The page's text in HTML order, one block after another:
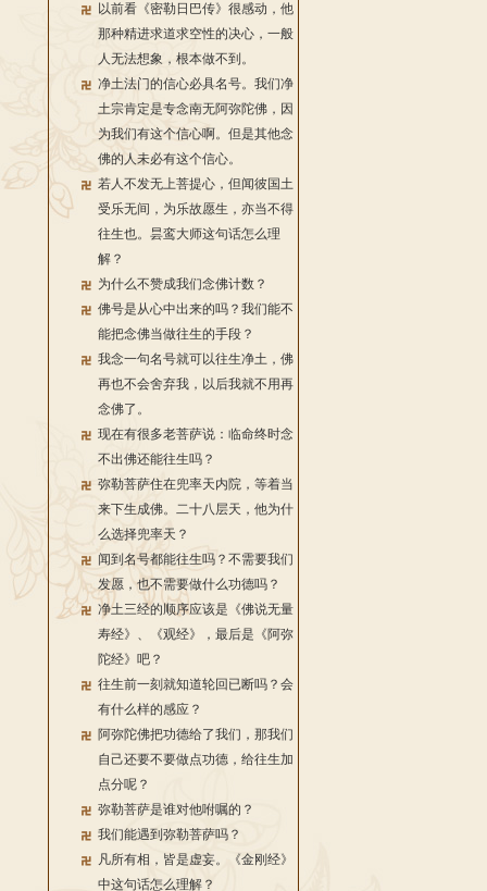
以前看《密勒日巴传》很感动，他
那种精进求道求空性的决心，一般
人无法想象，根本做不到。
净土法门的信心必具名号。我们净
土宗肯定是专念南无阿弥陀佛，因
为我们有这个信心啊。但是其他念
佛的人未必有这个信心。
若人不发无上菩提心，但闻彼国土
受乐无间，为乐故愿生，亦当不得
往生也。昙鸾大师这句话怎么理
解？
为什么不赞成我们念佛计数？
佛号是从心中出来的吗？我们能不
能把念佛当做往生的手段？
我念一句名号就可以往生净土，佛
再也不会舍弃我，以后我就不用再
念佛了。
现在有很多老菩萨说：临命终时念
不出佛还能往生吗？
弥勒菩萨住在兜率天内院，等着当
来下生成佛。二十八层天，他为什
么选择兜率天？
闻到名号都能往生吗？不需要我们
发愿，也不需要做什么功德吗？
净土三经的顺序应该是《佛说无量
寿经》、《观经》，最后是《阿弥
陀经》吧？
往生前一刻就知道轮回已断吗？会
有什么样的感应？
阿弥陀佛把功德给了我们，那我们
自己还要不要做点功德，给往生加
点分呢？
弥勒菩萨是谁对他咐嘱的？
我们能遇到弥勒菩萨吗？
凡所有相，皆是虚妄。《金刚经》
中这句话怎么理解？